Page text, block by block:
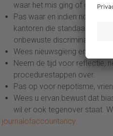
waar het mis ging of gaat.
Pas waar en indien nodig
kantoren die standaard
onbewuste discriminatie
Wees nieuwsgierig en dus
Neem de tijd voor reflectie,
procedurestappen over.
Pas op voor nepotisme,
Wees u ervan bewust dat
wil er ook tegenover staat.
journalofaccountancy